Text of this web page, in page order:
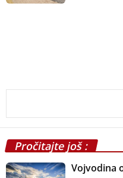
Pročitajte još :
Vojvodina